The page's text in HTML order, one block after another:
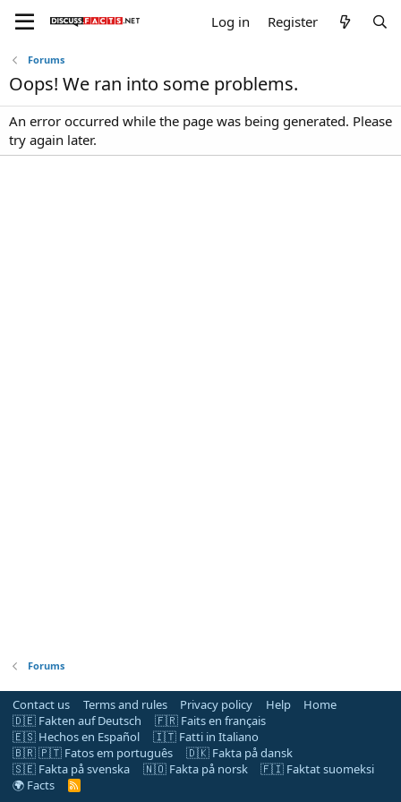
Log in Register
Forums
Oops! We ran into some problems.
An error occurred while the page was being generated. Please
try again later.
Forums
Contact us Terms and rules Privacy policy Help
Home
🇩🇪 Fakten auf Deutsch
🇫🇷 Faits en français
🇪🇸 Hechos en Español
🇮🇹 Fatti in Italiano
🇧🇷 🇵🇹 Fatos em português
🇩🇰 Fakta på dansk
🇸🇪 Fakta på svenska
🇳🇴 Fakta på norsk
🇫🇮 Faktat suomeksi
🌍 Facts
R